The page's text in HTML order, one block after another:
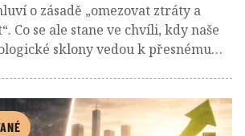
o zásadě „omezovat ztráty a
Co se ale stane ve chvíli, kdy naše
sklony vedou k přesnému
a zároveň zoufalá touha dostat se po
nulu“.